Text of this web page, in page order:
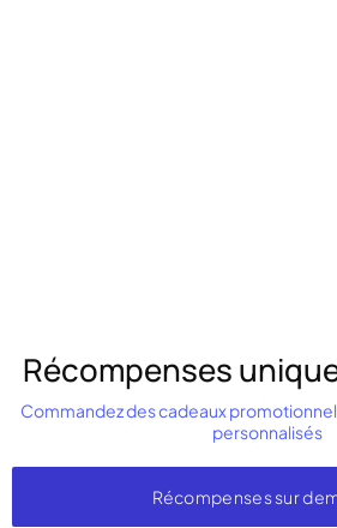
Récompenses
Commandez des cadeaux
personnalisés
Récompenses sur